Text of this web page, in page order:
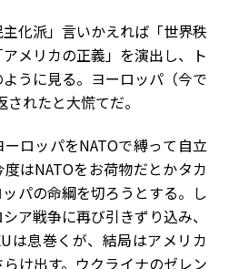
化派」言いかえれば「世界秩
メリカの正義」を演出し、ト
うに見る。ヨーロッパ（今で
れたと大慌てだ。
ロッパをNATOで縛って自立
度はNATOをお荷物だとかタカ
パの命綱を切ろうとする。し
ア戦争に再び引きずり込み、
は息巻くが、結局はアメリカ
け出す。ウクライナのゼレン